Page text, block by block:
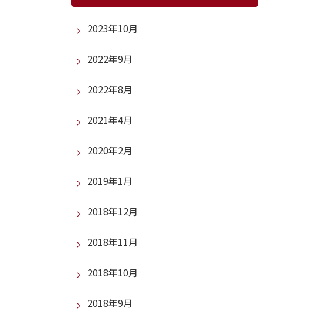
2023年10月
2022年9月
2022年8月
2021年4月
2020年2月
2019年1月
2018年12月
2018年11月
2018年10月
2018年9月